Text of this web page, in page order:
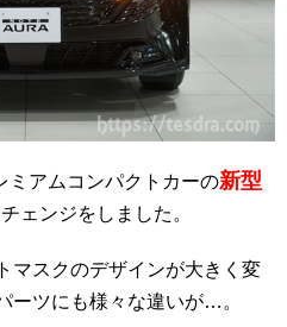
ミアムコンパクトカーの新型
ェンジをしました。
マスクのデザインが大きく変
ーツにも様々な違いが…。